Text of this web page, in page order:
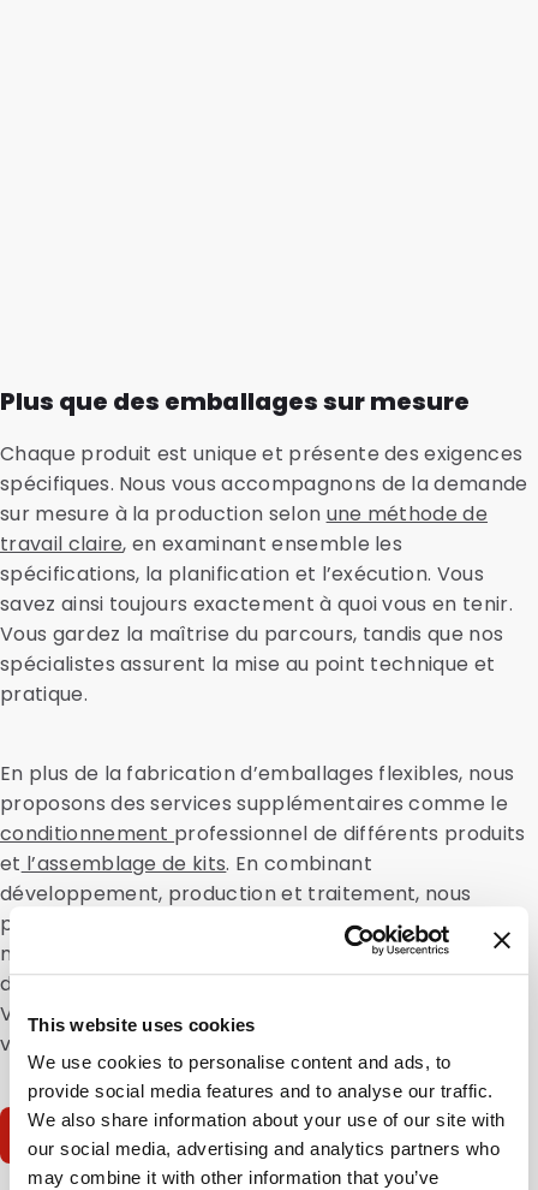
This website uses cookies
We use cookies to personalise content and ads, to
provide social media features and to analyse our traffic.
We also share information about your use of our site with
our social media, advertising and analytics partners who
may combine it with other information that you’ve
Plus que des emballages sur mesure
Chaque produit est unique et présente des exigences
spécifiques. Nous vous accompagnons de la demande
sur mesure à la production selon une méthode de
travail claire, en examinant ensemble les
spécifications, la planification et l’exécution. Vous
savez ainsi toujours exactement à quoi vous en tenir.
Vous gardez la maîtrise du parcours, tandis que nos
spécialistes assurent la mise au point technique et
pratique.
En plus de la fabrication d’emballages flexibles, nous
proposons des services supplémentaires comme le
conditionnement professionnel de différents produits
et l’assemblage de kits. En combinant
développement, production et traitement, nous
proposons une solution intégrée unique. Cela signifie
moins d’intermédiaires, des lignes plus courtes et
davantage de visibilité sur l’ensemble du processus.
Vous pouvez ainsi rester pleinement concentré sur
votre produit et votre marque.
Contactez-nous Appelez-nous